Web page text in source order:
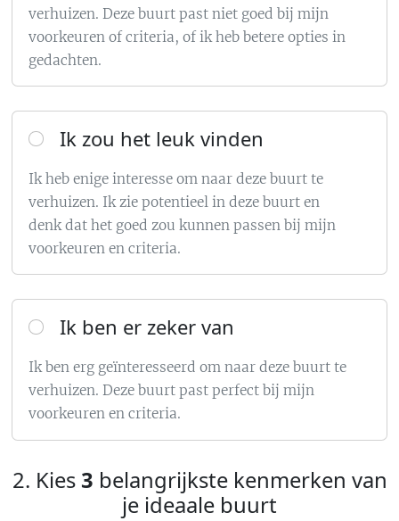
verhuizen. Deze buurt past niet goed bij mijn
voorkeuren of criteria, of ik heb betere opties in
gedachten.
Ik zou het leuk vinden
Ik heb enige interesse om naar deze buurt te
verhuizen. Ik zie potentieel in deze buurt en
denk dat het goed zou kunnen passen bij mijn
voorkeuren en criteria.
Ik ben er zeker van
Ik ben erg geïnteresseerd om naar deze buurt te
verhuizen. Deze buurt past perfect bij mijn
voorkeuren en criteria.
2. Kies 3 belangrijkste kenmerken van
je ideaale buurt